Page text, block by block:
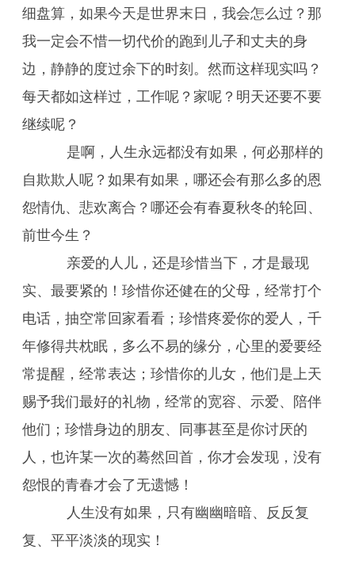
细盘算，如果今天是世界末日，我会怎么过？那
我一定会不惜一切代价的跑到儿子和丈夫的身
边，静静的度过余下的时刻。然而这样现实吗？
每天都如这样过，工作呢？家呢？明天还要不要
继续呢？
是啊，人生永远都没有如果，何必那样的
自欺欺人呢？如果有如果，哪还会有那么多的恩
怨情仇、悲欢离合？哪还会有春夏秋冬的轮回、
前世今生？
亲爱的人儿，还是珍惜当下，才是最现
实、最要紧的！珍惜你还健在的父母，经常打个
电话，抽空常回家看看；珍惜疼爱你的爱人，千
年修得共枕眠，多么不易的缘分，心里的爱要经
常提醒，经常表达；珍惜你的儿女，他们是上天
赐予我们最好的礼物，经常的宽容、示爱、陪伴
他们；珍惜身边的朋友、同事甚至是你讨厌的
人，也许某一次的蓦然回首，你才会发现，没有
怨恨的青春才会了无遗憾！
人生没有如果，只有幽幽暗暗、反反复
复、平平淡淡的现实！